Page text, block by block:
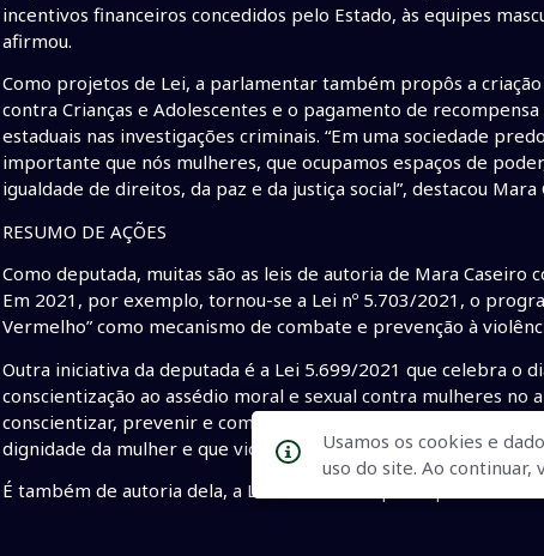
incentivos financeiros concedidos pelo Estado, às equipes
afirmou.
Como projetos de Lei, a parlamentar também propôs a
contra Crianças e Adolescentes e o pagamento de
estaduais nas investigações criminais. “Em uma sociedade
importante que nós mulheres, que ocupamos espaços de
igualdade de direitos, da paz e da justiça social”, destacou Mara
RESUMO DE AÇÕES
Como deputada, muitas são as leis de autoria de Mara
Em 2021, por exemplo, tornou-se a Lei nº 5.703/2021, o
Vermelho” como mecanismo de combate e prevenção à
Outra iniciativa da deputada é a Lei 5.699/2021 que celebra o
conscientização ao assédio moral e sexual contra mulheres
conscientizar, prevenir e combater atitudes abusivas,
dignidade da mulher e que violem sua liberdade sexual no
É também de autoria dela, a Lei nº 4714/15 que dispõe sobre
constrangimento no momento do aleitamento materno.
Usamos os cookies e
uso do site. Ao continuar,